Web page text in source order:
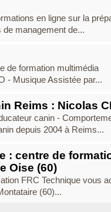
en ligne sur la
management de...
de formation multimédia
- Musique Assistée par...
Reims : Nicolas
canin -
depuis 2004 à Reims...
: centre de
Oise (60)
FRC Technique vous
(60)...